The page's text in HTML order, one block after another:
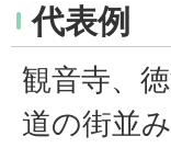
代表例
観音寺、
道の街並